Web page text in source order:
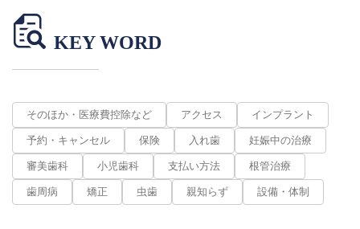
KEY WORD
そのほか・医療費控除など アクセス インプラント
予約・キャンセル 保険 入れ歯 妊娠中の治療
審美歯科 小児歯科 支払い方法 根管治療
歯周病 矯正 虫歯 親知らず 設備・体制